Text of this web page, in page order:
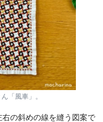
「風車」。
右の斜めの線を縫う図案で